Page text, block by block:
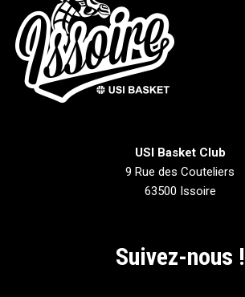
USI Basket Club
9 Rue des Couteliers
63500 Issoire
Suivez-nous !